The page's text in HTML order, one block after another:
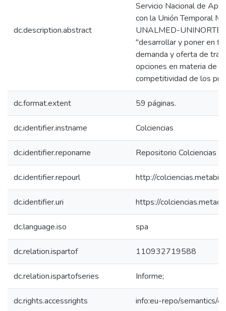
dc.description.abstract
Servicio Nacional de
con la Unión Temporal
UNALMED-UNINORTE;
"desarrollar y poner en
demanda y oferta de
opciones en materia de
competitividad de los
dc.format.extent 59 páginas.
dc.identifier.instname Colciencias
dc.identifier.reponame Repositorio Colciencias
dc.identifier.repourl http://
dc.identifier.uri https://
dc.language.iso spa
dc.relation.ispartof 110932719588
dc.relation.ispartofseries Informe;
dc.rights.accessrights info:eu-repo/semantics/